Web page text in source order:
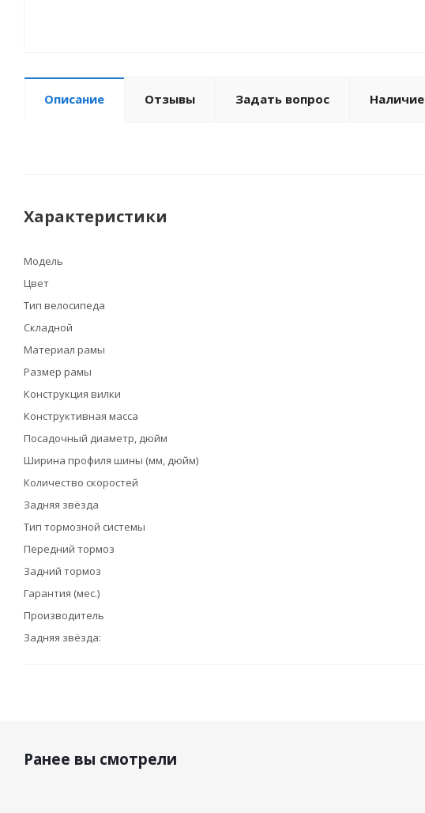
Описание Отзывы Задать вопрос Наличие
Характеристики
Модель
Цвет
Тип велосипеда
Складной
Материал рамы
Размер рамы
Конструкция вилки
Конструктивная масса
Посадочный диаметр, дюйм
Ширина профиля шины (мм, дюйм)
Количество скоростей
Задняя звёзда
Тип тормозной системы
Передний тормоз
Задний тормоз
Гарантия (мес.)
Производитель
Задняя звёзда:
Ранее вы смотрели